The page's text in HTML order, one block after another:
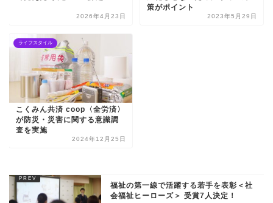
2026年4月23日
策がポイント
2023年5月29日
ライフスタイル
こくみん共済 coop〈全労済〉
が防災・災害に関する意識調
査を実施
2024年12月25日
福祉の第一線で活躍する若手を表彰＜社
会福祉ヒーローズ＞ 受賞7人決定！